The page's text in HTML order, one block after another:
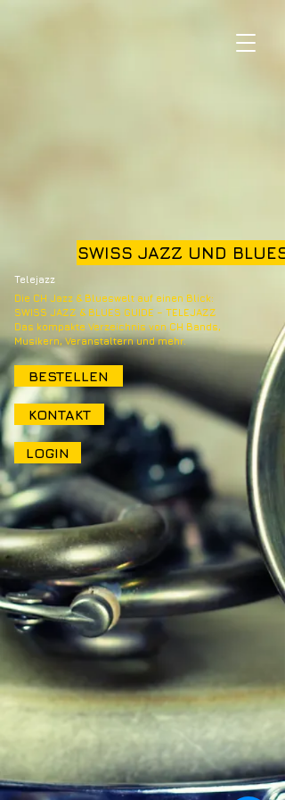
SWISS JAZZ UND BLUES
Telejazz
Die CH Jazz & Blueswelt auf einen Blick:
SWISS JAZZ & BLUES GUIDE – TELEJAZZ
Das kompakte Verzeichnis von CH Bands,
Musikern, Veranstaltern und mehr.
BESTELLEN
KONTAKT
LOGIN